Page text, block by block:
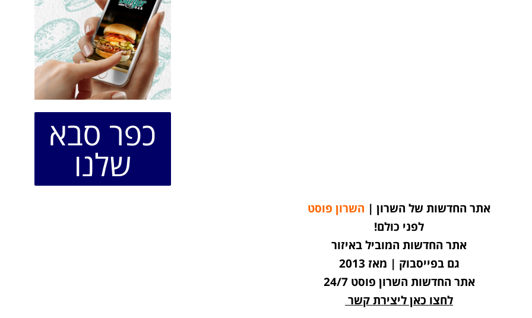
כפר סבא
שלנו
אתר החדשות של השרון | השרון פוסט
לפני כולם!
אתר החדשות המוביל באיזור
גם בפייסבוק | מאז 2013
אתר החדשות השרון פוסט 24/7
לחצו כאן ליצירת קשר